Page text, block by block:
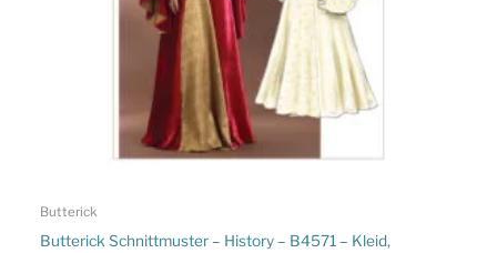
Butterick
Butterick Schnittmuster – History – B4571 – Kleid,